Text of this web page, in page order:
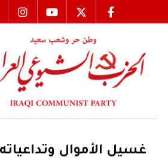
غسيل الأموال